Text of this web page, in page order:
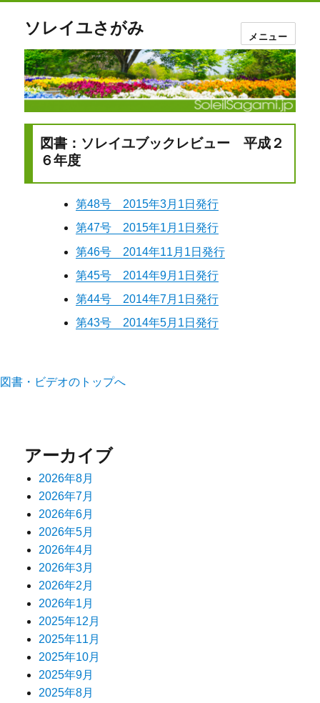
ソレイユさがみ メニュー
図書：ソレイユブックレビュー 平成２
６年度
第48号 2015年3月1日発行
第47号 2015年1月1日発行
第46号 2014年11月1日発行
第45号 2014年9月1日発行
第44号 2014年7月1日発行
第43号 2014年5月1日発行
図書・ビデオのトップへ
アーカイブ
2026年8月
2026年7月
2026年6月
2026年5月
2026年4月
2026年3月
2026年2月
2026年1月
2025年12月
2025年11月
2025年10月
2025年9月
2025年8月